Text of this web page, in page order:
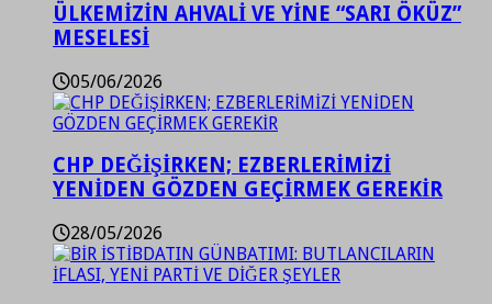
ÜLKEMİZİN AHVALİ VE YİNE “SARI ÖKÜZ”
MESELESİ
05/06/2026
CHP DEĞİŞİRKEN; EZBERLERİMİZİ
YENİDEN GÖZDEN GEÇİRMEK GEREKİR
28/05/2026